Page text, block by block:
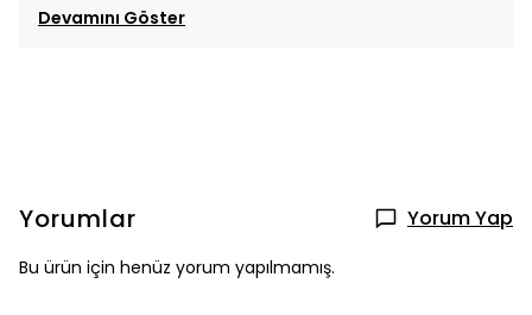
Devamını Göster
Yorumlar Yorum Yap
Bu ürün için henüz yorum yapılmamış.